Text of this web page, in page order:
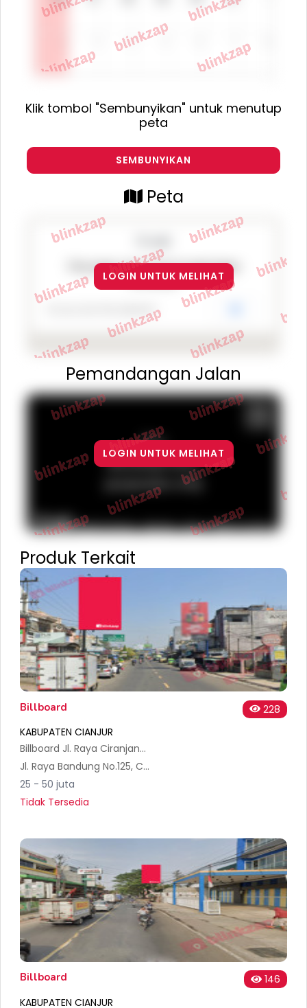
Klik tombol "Sembunyikan" untuk menutup
peta
SEMBUNYIKAN
Peta
This page can't load Google Maps
correctly.
Do you own this website?
LOGIN UNTUK MELIHAT
Pemandangan Jalan
For
development
purposes only
Keyboard shortcuts Map Data Terms Report a problem
LOGIN UNTUK MELIHAT
Produk Terkait
Billboard
228
KABUPATEN CIANJUR
Billboard Jl. Raya Ciranjang, Kec. Ciranjang, Cianjur (Sisi 2)
Jl. Raya Bandung No.125, Ciranjang, Kec. Ciranjang, Kabupaten Cianjur, Jawa Barat 43282, Indonesia
25 - 50 juta
Tidak Tersedia
Billboard
146
KABUPATEN CIANJUR